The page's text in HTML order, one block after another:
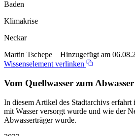
Baden
Klimakrise
Neckar
Martin Tschepe Hinzugefügt am
Wissenselement verlinken
Vom Quellwasser zum Abwasser
In diesem Artikel des Stadtarchivs
mit Wasser versorgt wurde und wie der
Abwasserträger wurde.